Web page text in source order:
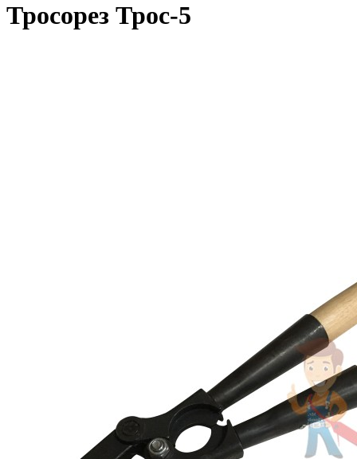
Тросорез Трос-5